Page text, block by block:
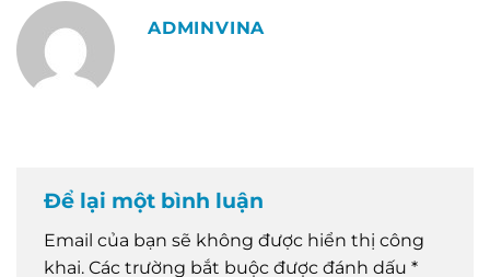
ADMINVINA
Để lại một bình luận
Email của bạn sẽ không được hiển thị công
khai. Các trường bắt buộc được đánh dấu *